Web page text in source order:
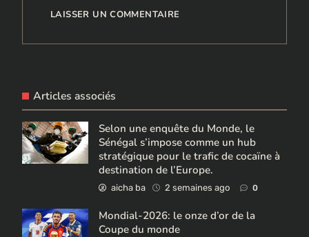
Articles associés
Selon une enquête du Monde, le
Sénégal s’impose comme un hub
stratégique pour le trafic de cocaïne à
destination de l’Europe.
aicha ba 2 semaines ago 0
Mondial-2026: le onze d’or de la
Coupe du monde